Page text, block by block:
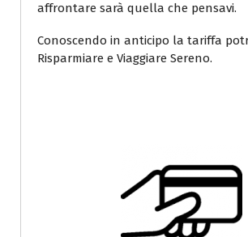
affrontare sarà quella che pensavi.
Conoscendo in anticipo la tariffa
Risparmiare e Viaggiare Sereno.